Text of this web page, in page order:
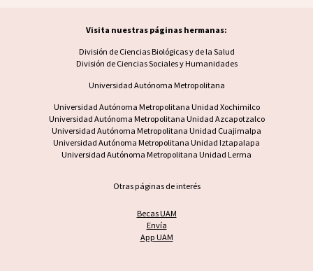
Visita nuestras páginas hermanas:
Visita nuestras páginas hermanas
División de Ciencias Biológicas y de la Salud
División de Ciencias Sociales y Humanidades
Universidad Autónoma Metropolitana
Footer UAM unidad
Universidad Autónoma Metropolitana Unidad Xochimilco
Universidad Autónoma Metropolitana Unidad Azcapotzalco
Universidad Autónoma Metropolitana Unidad Cuajimalpa
Universidad Autónoma Metropolitana Unidad Iztapalapa
Universidad Autónoma Metropolitana Unidad Lerma
Otras páginas de interés
Becas UAM
Envía
App UAM